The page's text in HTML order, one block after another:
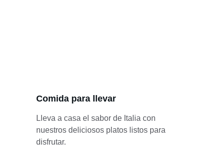
Comida para llevar
Lleva a casa el sabor de Italia con
nuestros deliciosos platos listos para
disfrutar.